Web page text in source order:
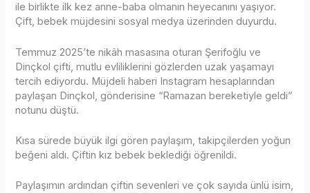
ile birlikte ilk kez anne-baba olmanın heyecanını yaşıyor.
Çift, bebek müjdesini sosyal medya üzerinden duyurdu.
Temmuz 2025’te nikâh masasına oturan Şerifoğlu ve
Dinçkol çifti, mutlu evliliklerini gözlerden uzak yaşamayı
tercih ediyordu. Müjdeli haberi Instagram hesaplarından
paylaşan Dinçkol, gönderisine “Ramazan bereketiyle geldi”
notunu düştü.
Kısa sürede büyük ilgi gören paylaşım, takipçilerden yoğun
beğeni aldı. Çiftin kız bebek beklediği öğrenildi.
Paylaşımın ardından çiftin sevenleri ve çok sayıda ünlü isim,